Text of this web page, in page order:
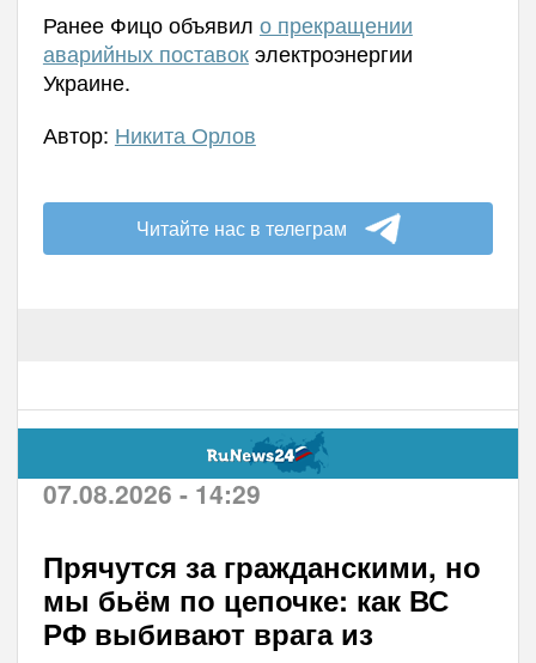
Ранее Фицо объявил о прекращении
аварийных поставокэлектроэнергии
Украине.
Автор: Никита Орлов
Читайте нас в телеграм
07.08.2026 - 14:29
Прячутся за гражданскими, но
мы бьём по цепочке: как ВС
РФ выбивают врага из